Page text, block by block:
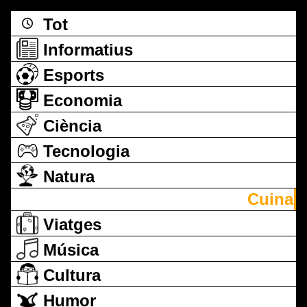
Tot
Informatius
Esports
Economia
Ciència
Tecnologia
Natura
Cuina
Viatges
Música
Cultura
Humor